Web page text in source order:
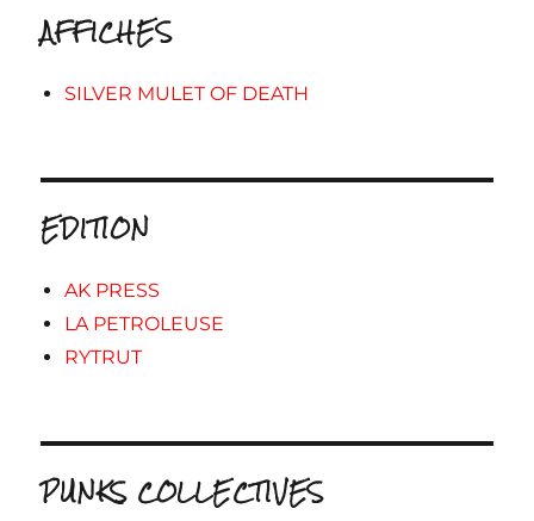
AFFICHES
SILVER MULET OF DEATH
EDITION
AK PRESS
LA PETROLEUSE
RYTRUT
PUNKS COLLECTIVES